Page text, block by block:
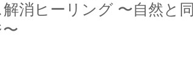
消ヒーリング 〜自然と同